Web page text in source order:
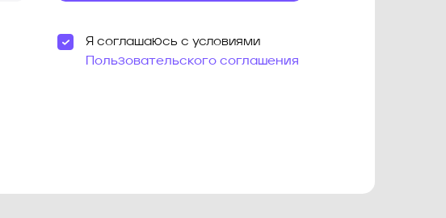
Я соглашаюсь с условиями
Пользовательского соглашения